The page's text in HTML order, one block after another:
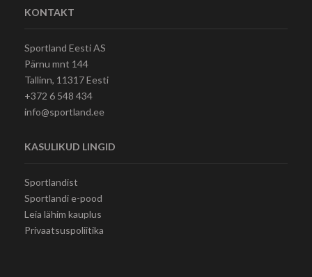
KONTAKT
Sportland Eesti AS
Pärnu mnt 144
Tallinn, 11317 Eesti
+372 6 548 434
info@sportland.ee
KASULIKUD LINGID
Sportlandist
Sportlandi e-pood
Leia lähim kauplus
Privaatsuspoliitika